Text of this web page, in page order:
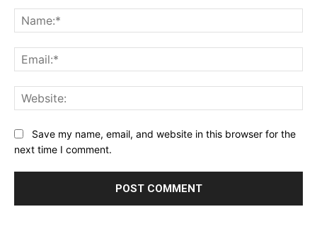
Save my name, email, and website in this browser for the
next time I comment.